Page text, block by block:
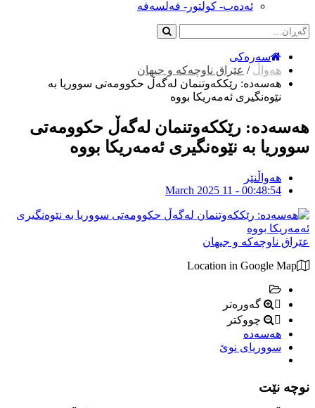
ئەدەب- کولتور- فەلسەفە
سەرەکی
هەواڵ / عێراق ناوچەکە و جیهان
هەسەدە: رێککەوتنمان لەگەڵ حکوومەتى سووریا بە
نێوەنگیرى ئەمەریکا بووە
هەسەدە: رێککەوتنمان لەگەڵ حکوومەتى
سووریا بە نێوەنگیرى ئەمەریکا بووە
هەواڵنێر
March 2025 11 - 00:48:54
عێراق ناوچەکە و جیهان
Location in Google Map
گەورەتر
چووکتر
هەسەدە
سووریاى نوێ
نوچە نێت